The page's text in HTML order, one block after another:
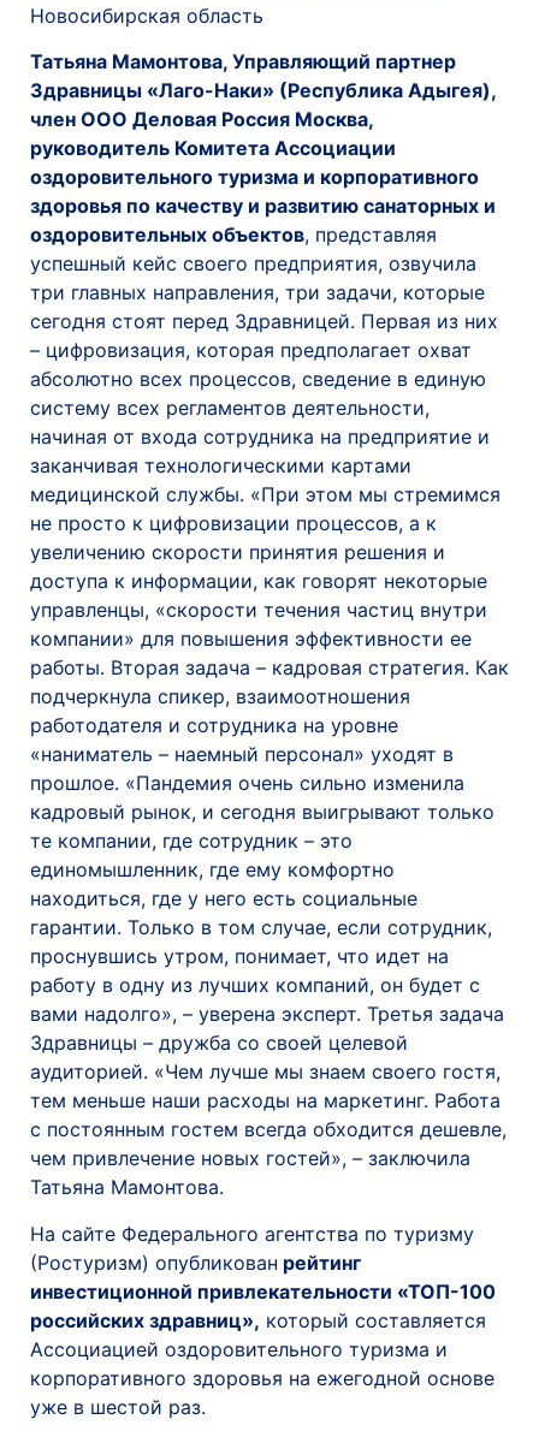
Новосибирская область
Татьяна Мамонтова, Управляющий партнер
Здравницы «Лаго-Наки» (Республика Адыгея),
член ООО Деловая Россия Москва,
руководитель Комитета Ассоциации
оздоровительного туризма и корпоративного
здоровья по качеству и развитию санаторных и
оздоровительных объектов, представляя
успешный кейс своего предприятия, озвучила
три главных направления, три задачи, которые
сегодня стоят перед Здравницей. Первая из них
– цифровизация, которая предполагает охват
абсолютно всех процессов, сведение в единую
систему всех регламентов деятельности,
начиная от входа сотрудника на предприятие и
заканчивая технологическими картами
медицинской службы. «При этом мы стремимся
не просто к цифровизации процессов, а к
увеличению скорости принятия решения и
доступа к информации, как говорят некоторые
управленцы, «скорости течения частиц внутри
компании» для повышения эффективности ее
работы. Вторая задача – кадровая стратегия. Как
подчеркнула спикер, взаимоотношения
работодателя и сотрудника на уровне
«наниматель – наемный персонал» уходят в
прошлое. «Пандемия очень сильно изменила
кадровый рынок, и сегодня выигрывают только
те компании, где сотрудник – это
единомышленник, где ему комфортно
находиться, где у него есть социальные
гарантии. Только в том случае, если сотрудник,
проснувшись утром, понимает, что идет на
работу в одну из лучших компаний, он будет с
вами надолго», – уверена эксперт. Третья задача
Здравницы – дружба со своей целевой
аудиторией. «Чем лучше мы знаем своего гостя,
тем меньше наши расходы на маркетинг. Работа
с постоянным гостем всегда обходится дешевле,
чем привлечение новых гостей», – заключила
Татьяна Мамонтова.
На сайте Федерального агентства по туризму
(Ростуризм) опубликован рейтинг
инвестиционной привлекательности «ТОП-100
российских здравниц», который составляется
Ассоциацией оздоровительного туризма и
корпоративного здоровья на ежегодной основе
уже в шестой раз.